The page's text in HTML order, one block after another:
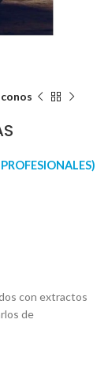
con extractos
de